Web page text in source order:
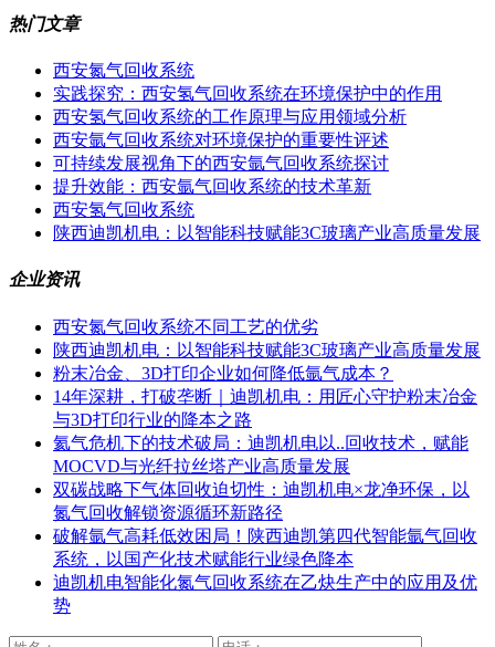
热门文章
西安氮气回收系统
实践探究：西安氢气回收系统在环境保护中的作用
西安氢气回收系统的工作原理与应用领域分析
西安氩气回收系统对环境保护的重要性评述
可持续发展视角下的西安氩气回收系统探讨
提升效能：西安氩气回收系统的技术革新
西安氢气回收系统
陕西迪凯机电：以智能科技赋能3C玻璃产业高质量发展
企业资讯
西安氮气回收系统不同工艺的优劣
陕西迪凯机电：以智能科技赋能3C玻璃产业高质量发展
粉末冶金、3D打印企业如何降低氩气成本？
14年深耕，打破垄断｜迪凯机电：用匠心守护粉末冶金
与3D打印行业的降本之路
氦气危机下的技术破局：迪凯机电以..回收技术，赋能
MOCVD与光纤拉丝塔产业高质量发展
双碳战略下气体回收迫切性：迪凯机电×龙净环保，以
氮气回收解锁资源循环新路径
破解氩气高耗低效困局！陕西迪凯第四代智能氩气回收
系统，以国产化技术赋能行业绿色降本
迪凯机电智能化氮气回收系统在乙炔生产中的应用及优
势